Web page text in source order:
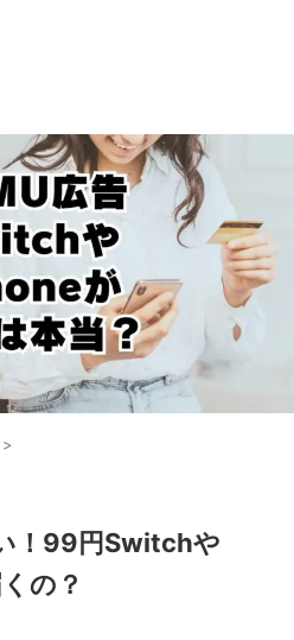
>
！99円Switchや
の？